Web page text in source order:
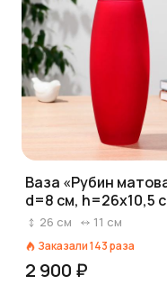
Ваза «Рубин
d=8 см, h=26х10,5
26 см 11 см
Заказали143раза
2 900 ₽